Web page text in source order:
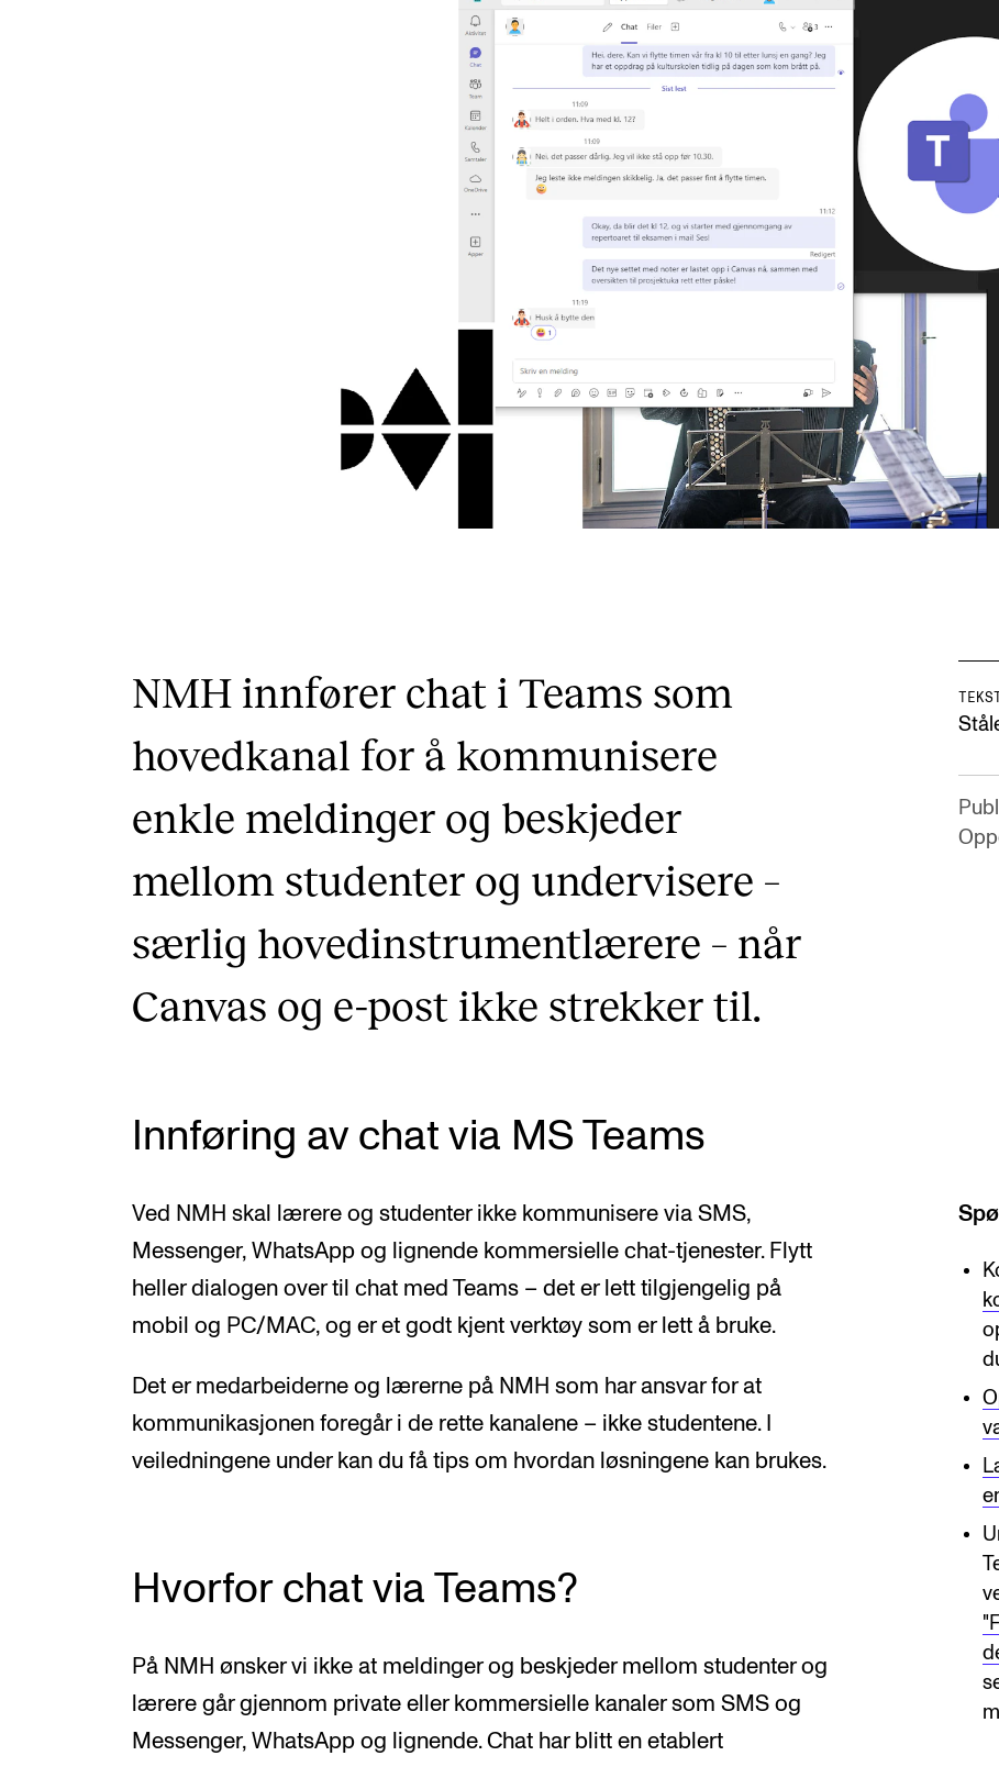
For ph.d.-programmet i musikkforskning
KONSERTER OG ARRANGEMENTER
Arrangementer for ansatte
Gjennomføre konserter og arrangementer
Markedsføring, program og plakat
Konsertopptak
NMH innfører chat i Teams som
hovedkanal for å kommunisere
enkle meldinger og beskjeder
mellom studenter og undervisere –
særlig hovedinstrumentlærere – når
Canvas og e-post ikke strekker til.
TEKST
Innføring av chat via MS Teams
Ved NMH skal lærere og studenter ikke kommunisere via SMS,
Messenger, WhatsApp og lignende kommersielle chat-tjenester. Flytt
heller dialogen over til chat med Teams – det er lett tilgjengelig på
mobil og PC/MAC, og er et godt kjent verktøy som er lett å bruke.
Det er medarbeiderne og lærerne på NMH som har ansvar for at
kommunikasjonen foregår i de rette kanalene – ikke studentene. I
veiledningene under kan du få tips om hvordan løsningene kan brukes.
Hvorfor chat via Teams?
På NMH ønsker vi ikke at meldinger og beskjeder mellom studenter og
lærere går gjennom private eller kommersielle kanaler som SMS og
Messenger, WhatsApp og lignende. Chat har blitt en etablert